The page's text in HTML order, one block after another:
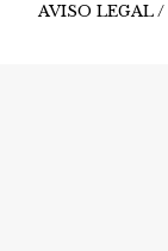
AVISO LEGAL/